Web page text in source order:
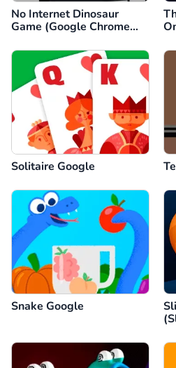
No Internet Dinosaur
Game (Google Chrome
Solitaire Google
Snake Google